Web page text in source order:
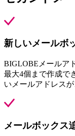
新しいメールボ
BIGLOBEメールア
最大4個まで作成で
いメールアドレス
メールボックス